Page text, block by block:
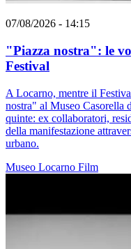
07/08/2026 - 14:15
"Piazza nostra": le
Festival
A Locarno, mentre il
nostra" al Museo Casorella
quinte: ex collaboratori,
della manifestazione
urbano.
Museo Locarno Film